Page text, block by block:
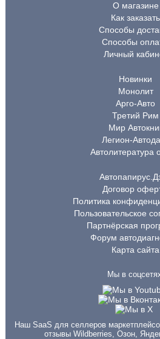
О магазине
Как заказать
Способы
Способы
Личный
Новинки
Монолит
Арго-Авто
Третий Рим
Мир
Легион-
Автолитература
Договор
Политика
Пользовательское
Партнёрская
Форум
Карта сайта
Мы в
Наш SaaS для селлеров
отзывы Wildberries, Озон,